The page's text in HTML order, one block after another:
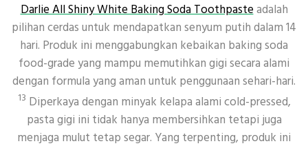
Darlie All Shiny White Baking Soda Toothpasteadalah
pilihan cerdas untuk mendapatkan senyum putih dalam 14
hari. Produk ini menggabungkan kebaikan baking soda
food-grade yang mampu memutihkan gigi secara alami
dengan formula yang aman untuk penggunaan sehari-hari.
13 Diperkaya dengan minyak kelapa alami cold-pressed,
pasta gigi ini tidak hanya membersihkan tetapi juga
menjaga mulut tetap segar. Yang terpenting, produk ini